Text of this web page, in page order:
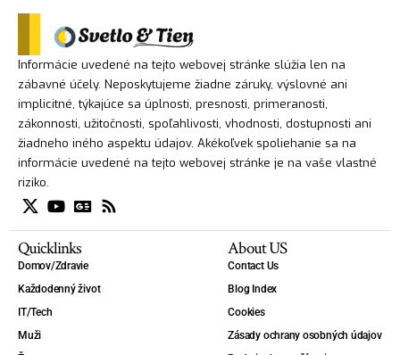
Informácie uvedené na tejto webovej stránke slúžia len na
zábavné účely. Neposkytujeme žiadne záruky, výslovné ani
implicitné, týkajúce sa úplnosti, presnosti, primeranosti,
zákonnosti, užitočnosti, spoľahlivosti, vhodnosti, dostupnosti ani
žiadneho iného aspektu údajov. Akékoľvek spoliehanie sa na
informácie uvedené na tejto webovej stránke je na vaše vlastné
riziko.
Quicklinks
Domov/Zdravie
Každodenný život
IT/Tech
Muži
About US
Contact Us
Blog Index
Cookies
Zásady ochrany osobných údajov